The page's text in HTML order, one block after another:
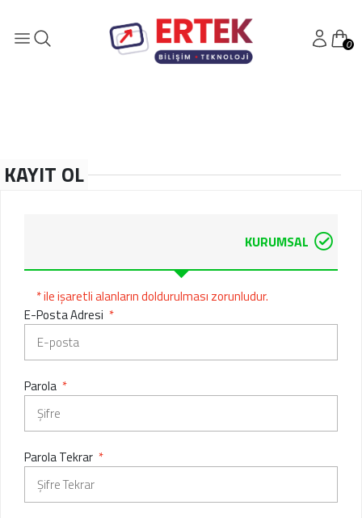
0
KAYIT OL
KURUMSAL
* ile işaretli alanların doldurulması zorunludur.
E-Posta Adresi *
Parola *
Parola Tekrar *